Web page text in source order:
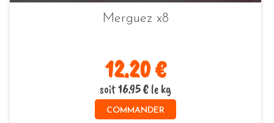
Merguez x8
12.20 €
soit 16.95 € le kg
COMMANDER